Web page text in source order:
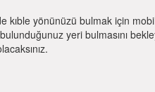
kıble yönünüzü bulmak için
yeri bulmasını